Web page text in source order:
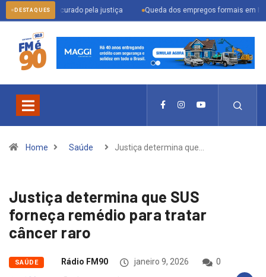
DESTAQUES
procurado pela justiça Queda dos empregos formais em Itu reflete
Home Saúde Justiça determina que…
Justiça determina que SUS
forneça remédio para tratar
câncer raro
SAÚDE Rádio FM90 janeiro 9, 2026
0